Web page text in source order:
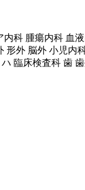
科 腫瘍内科 血
形外 脳外 小児内
臨床検査科 歯